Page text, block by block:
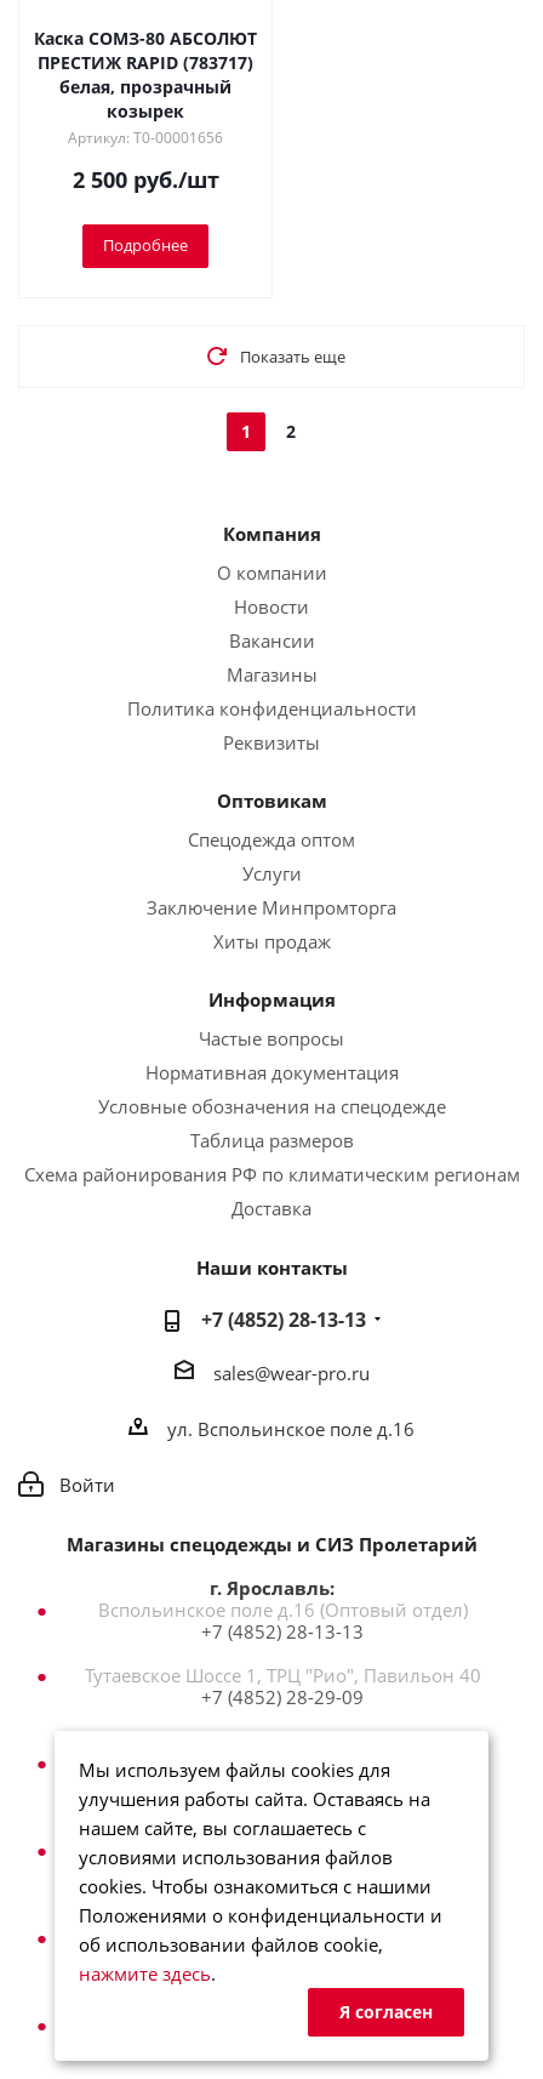
Каска СОМЗ-80 АБСОЛЮТ
ПРЕСТИЖ RAPID (783717)
белая, прозрачный
козырек
Артикул: Т0-00001656
2 500руб./шт
Подробнее
Показать еще
1 2
Мы используем файлы cookies для
улучшения работы сайта. Оставаясь на
нашем сайте, вы соглашаетесь с
условиями использования файлов
cookies. Чтобы ознакомиться с нашими
Положениями о конфиденциальности и
об использовании файлов cookie,
нажмите здесь.
Я согласен
Компания
О компании
Новости
Вакансии
Магазины
Политика конфиденциальности
Реквизиты
Оптовикам
Спецодежда оптом
Услуги
Заключение Минпромторга
Хиты продаж
Информация
Частые вопросы
Нормативная документация
Условные обозначения на спецодежде
Таблица размеров
Схема районирования РФ по климатическим регионам
Доставка
Наши контакты
+7 (4852) 28-13-13
sales@wear-pro.ru
ул. Вспольинское поле д.16
Войти
Магазины спецодежды и СИЗ Пролетарий
г. Ярославль:
Вспольинское поле д.16 (Оптовый отдел)
+7 (4852) 28-13-13
Тутаевское Шоссе 1, ТРЦ "Рио", Павильон 40
+7 (4852) 28-29-09
Ул. Авроры 110, корпус 1, кабинет 239А
+7 (846) 221-01-41
г. Ростов:
ул. Пролетарская 86, ТРЦ "Рольма" 1 этаж
+7 (965) 725-36-89
г. Нижний Новгород:
ул. Кузбасская 15А
+7 (831) 414-03-60
ул. Мазита Гафури, 62